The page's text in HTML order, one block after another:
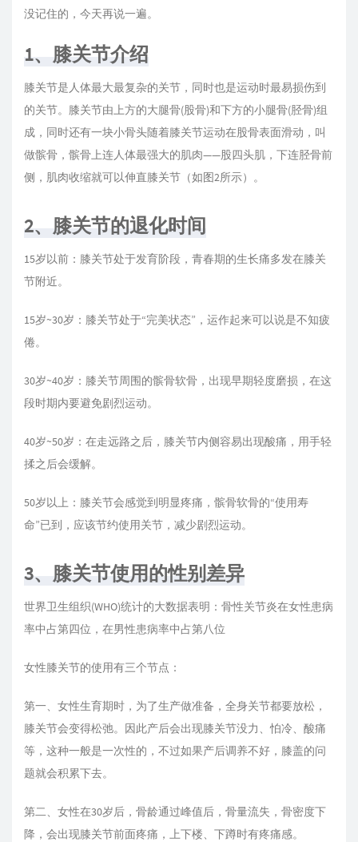
没记住的，今天再说一遍。
1、膝关节介绍
膝关节是人体最大最复杂的关节，同时也是运动时最易损伤到
的关节。膝关节由上方的大腿骨(股骨)和下方的小腿骨(胫骨)组
成，同时还有一块小骨头随着膝关节运动在股骨表面滑动，叫
做髌骨，髌骨上连人体最强大的肌肉——股四头肌，下连胫骨前
侧，肌肉收缩就可以伸直膝关节（如图2所示）。
2、膝关节的退化时间
15岁以前：膝关节处于发育阶段，青春期的生长痛多发在膝关
节附近。
15岁~30岁：膝关节处于“完美状态”，运作起来可以说是不知疲
倦。
30岁~40岁：膝关节周围的髌骨软骨，出现早期轻度磨损，在这
段时期内要避免剧烈运动。
40岁~50岁：在走远路之后，膝关节内侧容易出现酸痛，用手轻
揉之后会缓解。
50岁以上：膝关节会感觉到明显疼痛，髌骨软骨的“使用寿
命”已到，应该节约使用关节，减少剧烈运动。
3、膝关节使用的性别差异
世界卫生组织(WHO)统计的大数据表明：骨性关节炎在女性患病
率中占第四位，在男性患病率中占第八位
女性膝关节的使用有三个节点：
第一、女性生育期时，为了生产做准备，全身关节都要放松，
膝关节会变得松弛。因此产后会出现膝关节没力、怕冷、酸痛
等，这种一般是一次性的，不过如果产后调养不好，膝盖的问
题就会积累下去。
第二、女性在30岁后，骨龄通过峰值后，骨量流失，骨密度下
降，会出现膝关节前面疼痛，上下楼、下蹲时有疼痛感。